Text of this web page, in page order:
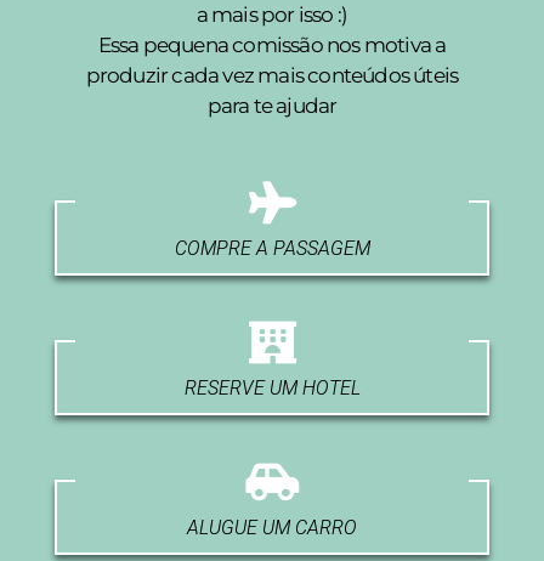
a mais por isso :)
Essa pequena comissão nos motiva a
produzir cada vez mais conteúdos úteis
para te ajudar
COMPRE A PASSAGEM
RESERVE UM HOTEL
ALUGUE UM CARRO